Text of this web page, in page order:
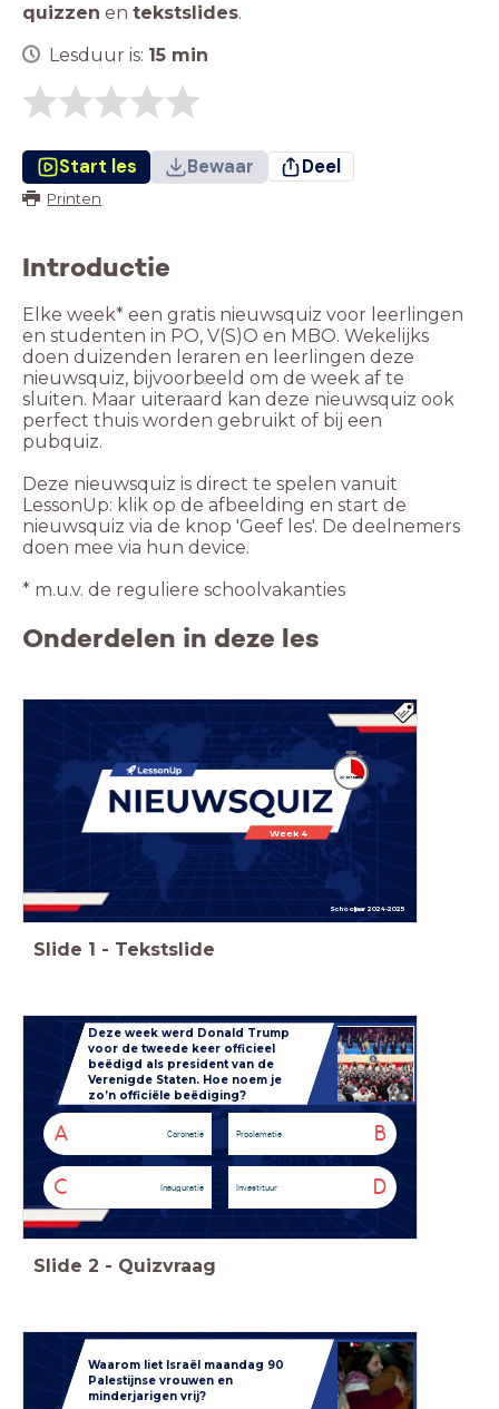
quizzen en tekstslides.
Lesduur is: 15 min
Start les Bewaar Deel
Printen
Introductie
Elke week* een gratis nieuwsquiz voor leerlingen
en studenten in PO, V(S)O en MBO. Wekelijks
doen duizenden leraren en leerlingen deze
nieuwsquiz, bijvoorbeeld om de week af te
sluiten. Maar uiteraard kan deze nieuwsquiz ook
perfect thuis worden gebruikt of bij een
pubquiz.
Deze nieuwsquiz is direct te spelen vanuit
LessonUp: klik op de afbeelding en start de
nieuwsquiz via de knop 'Geef les'. De deelnemers
doen mee via hun device.
* m.u.v. de reguliere schoolvakanties
Onderdelen in deze les
Week 4
Schooljaar 2024-2025
Slide 1 - Tekstslide
Deze week werd Donald Trump
voor de tweede keer officieel
beëdigd als president van de
Verenigde Staten. Hoe noem je
zo’n officiële beëdiging?
A Coronatie B
Proclamatie
C Inauguratie D
Investituur
Slide 2 - Quizvraag
Waarom liet Israël maandag 90
Palestijnse vrouwen en
minderjarigen vrij?